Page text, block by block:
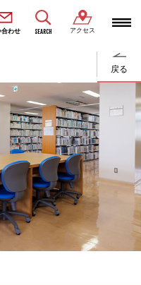
合わせ SEARCH アクセス
戻る